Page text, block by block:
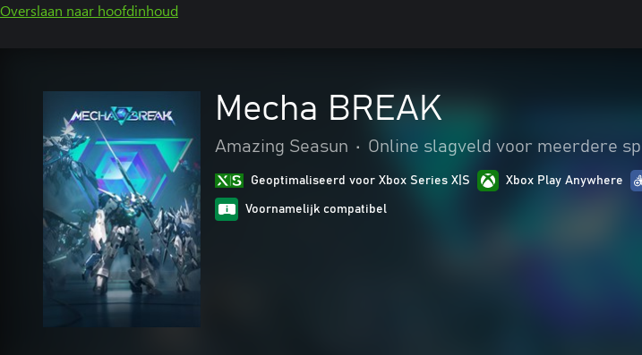
Overslaan naar hoofdinhoud
Mecha BREAK
Amazing Seasun • Online slagveld voor meerdere
Geoptimaliseerd voor Xbox Series X|S Xbox Play Anywhere
Voornamelijk compatibel